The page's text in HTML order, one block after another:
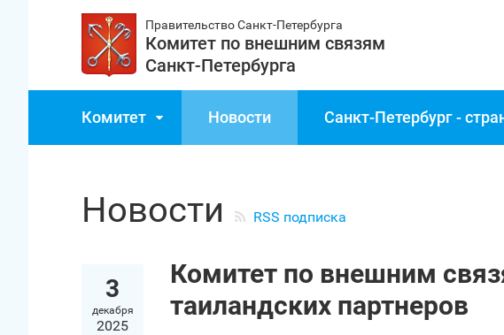
Правительство Санкт‑Петербурга
Комитет по внешним связям
Санкт‑Петербурга
Комитет Новости Санкт‑Петербург -
Новости RSS подписка
3
декабря
2025
Комитет по внешним
таиландских партнеров